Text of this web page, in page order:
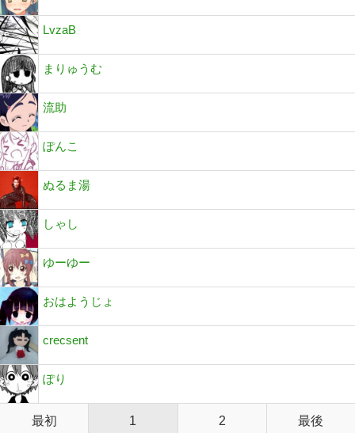
LvzaB
まりゅうむ
流助
ぽんこ
ぬるま湯
しゃし
ゆーゆー
おはようじょ
crecsent
ぽり
最初 1 2 最後